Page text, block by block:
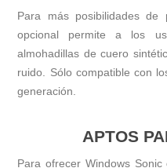
Para más posibilidades de
opcional permite a los
almohadillas de cuero
ruido. Sólo compatible con
generación.
APTOS
Para ofrecer Windows